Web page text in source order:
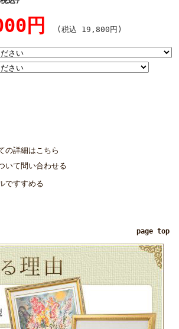
円 (税込 19,800円)
の詳細はこちら
いて問い合わせる
ですすめる
page top